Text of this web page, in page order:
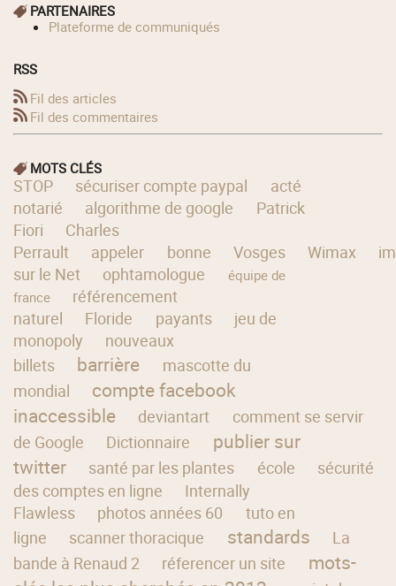
PARTENAIRES
Plateforme de communiqués
RSS
Fil des articles
Fil des commentaires
MOTS CLÉS
STOP sécuriser compte paypal
acté
notarié
algorithme de google
Patrick
Fiori
Charles
Perrault
appeler bonne Vosges Wimax
sur le Net
ophtamologue
équipe de
france
référencement
naturel
Floride payants
jeu de
monopoly
nouveaux
billets
barrière
mascotte du
mondial
compte facebook
inaccessible
deviantart
comment se servir
de Google
Dictionnaire
publier sur
twitter
santé par les plantes école
sécurité
des comptes en ligne
Internally
Flawless
photos années 60
tuto en
ligne
scanner thoracique standards
La
bande à Renaud 2
réferencer un site
mots-